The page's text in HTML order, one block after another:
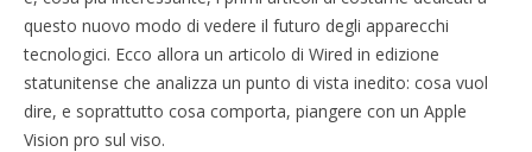
questo nuovo modo di vedere il futuro degli apparecchi
tecnologici. Ecco allora un articolo di Wired in edizione
statunitense che analizza un punto di vista inedito: cosa vuol
dire, e soprattutto cosa comporta, piangere con un Apple
Vision pro sul viso.